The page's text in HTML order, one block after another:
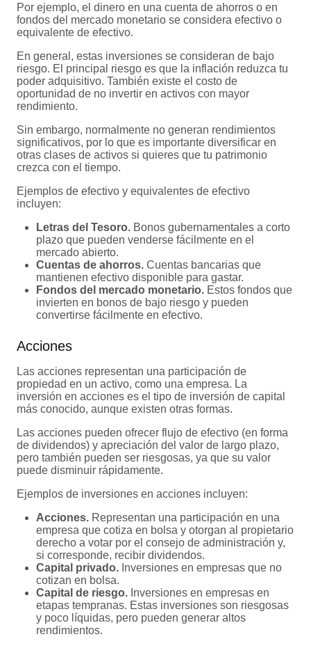
Por ejemplo, el dinero en una cuenta de ahorros o en
fondos del mercado monetario se considera efectivo o
equivalente de efectivo.
En general, estas inversiones se consideran de bajo
riesgo. El principal riesgo es que la inflación reduzca tu
poder adquisitivo. También existe el costo de
oportunidad de no invertir en activos con mayor
rendimiento.
Sin embargo, normalmente no generan rendimientos
significativos, por lo que es importante diversificar en
otras clases de activos si quieres que tu patrimonio
crezca con el tiempo.
Ejemplos de efectivo y equivalentes de efectivo
incluyen:
Letras del Tesoro. Bonos gubernamentales a corto
plazo que pueden venderse fácilmente en el
mercado abierto.
Cuentas de ahorros. Cuentas bancarias que
mantienen efectivo disponible para gastar.
Fondos del mercado monetario. Estos fondos que
invierten en bonos de bajo riesgo y pueden
convertirse fácilmente en efectivo.
Acciones
Las acciones representan una participación de
propiedad en un activo, como una empresa. La
inversión en acciones es el tipo de inversión de capital
más conocido, aunque existen otras formas.
Las acciones pueden ofrecer flujo de efectivo (en forma
de dividendos) y apreciación del valor de largo plazo,
pero también pueden ser riesgosas, ya que su valor
puede disminuir rápidamente.
Ejemplos de inversiones en acciones incluyen:
Acciones. Representan una participación en una
empresa que cotiza en bolsa y otorgan al propietario
derecho a votar por el consejo de administración y,
si corresponde, recibir dividendos.
Capital privado. Inversiones en empresas que no
cotizan en bolsa.
Capital de riesgo. Inversiones en empresas en
etapas tempranas. Estas inversiones son riesgosas
y poco líquidas, pero pueden generar altos
rendimientos.